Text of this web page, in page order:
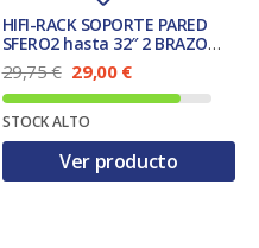
HIFI-RACK SOPORTE PARED
SFERO2 hasta 32″ 2 BRAZO
REF. 17576
29,75€ E
l
p
r
e
c
29,00 €E
l
p
e
c
STOCK ALTO
Ver producto